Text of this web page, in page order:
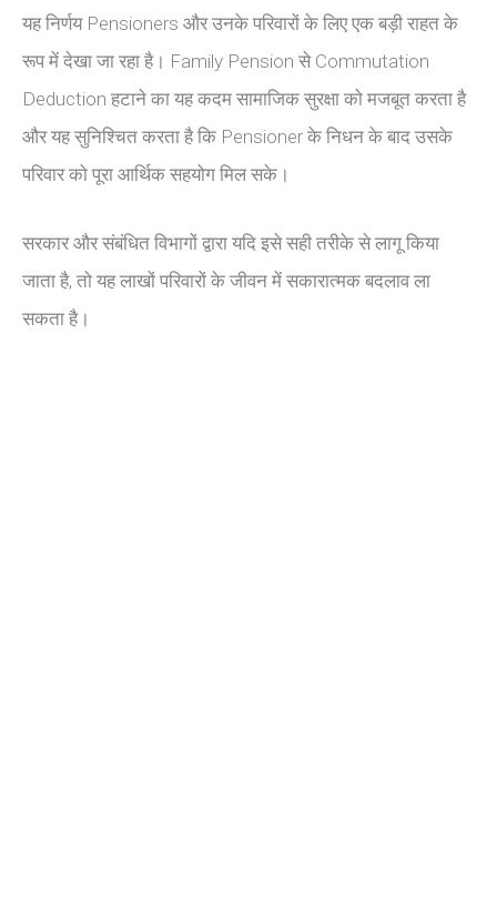
यह निर्णय Pensioners और उनके परिवारों के लिए एक बड़ी राहत के
रूप में देखा जा रहा है। Family Pension से Commutation
Deduction हटाने का यह कदम सामाजिक सुरक्षा को मजबूत करता है
और यह सुनिश्चित करता है कि Pensioner के निधन के बाद उसके
परिवार को पूरा आर्थिक सहयोग मिल सके।
सरकार और संबंधित विभागों द्वारा यदि इसे सही तरीके से लागू किया
जाता है, तो यह लाखों परिवारों के जीवन में सकारात्मक बदलाव ला
सकता है।